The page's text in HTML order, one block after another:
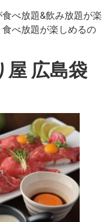
べ放題&飲み放題が楽
べ放題が楽しめるの
屋 広島袋